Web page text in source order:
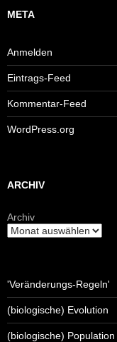
META
Anmelden
Eintrags-Feed
Kommentar-Feed
WordPress.org
ARCHIV
Archiv
'Veränderungs-Regeln'
(biologische) Evolution
(biologische) Population